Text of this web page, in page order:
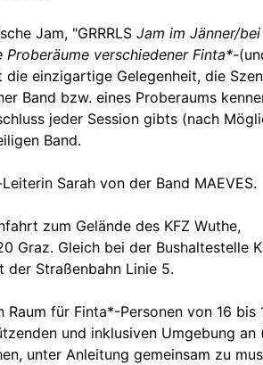
Jam, "GRRRLS Jam im Jänner/bei
verschiedener Finta*-
die einzigartige Gelegenheit, die
Band bzw. eines Proberaums
jeder Session gibts (nach
Band.
Sarah von der Band MAEVES.
zum Gelände des KFZ Wuthe,
Graz. Gleich bei der Bushaltestelle
der Straßenbahn Linie 5.
Raum für Finta*-Personen von 16 bis
und inklusiven Umgebung an
unter Anleitung gemeinsam zu